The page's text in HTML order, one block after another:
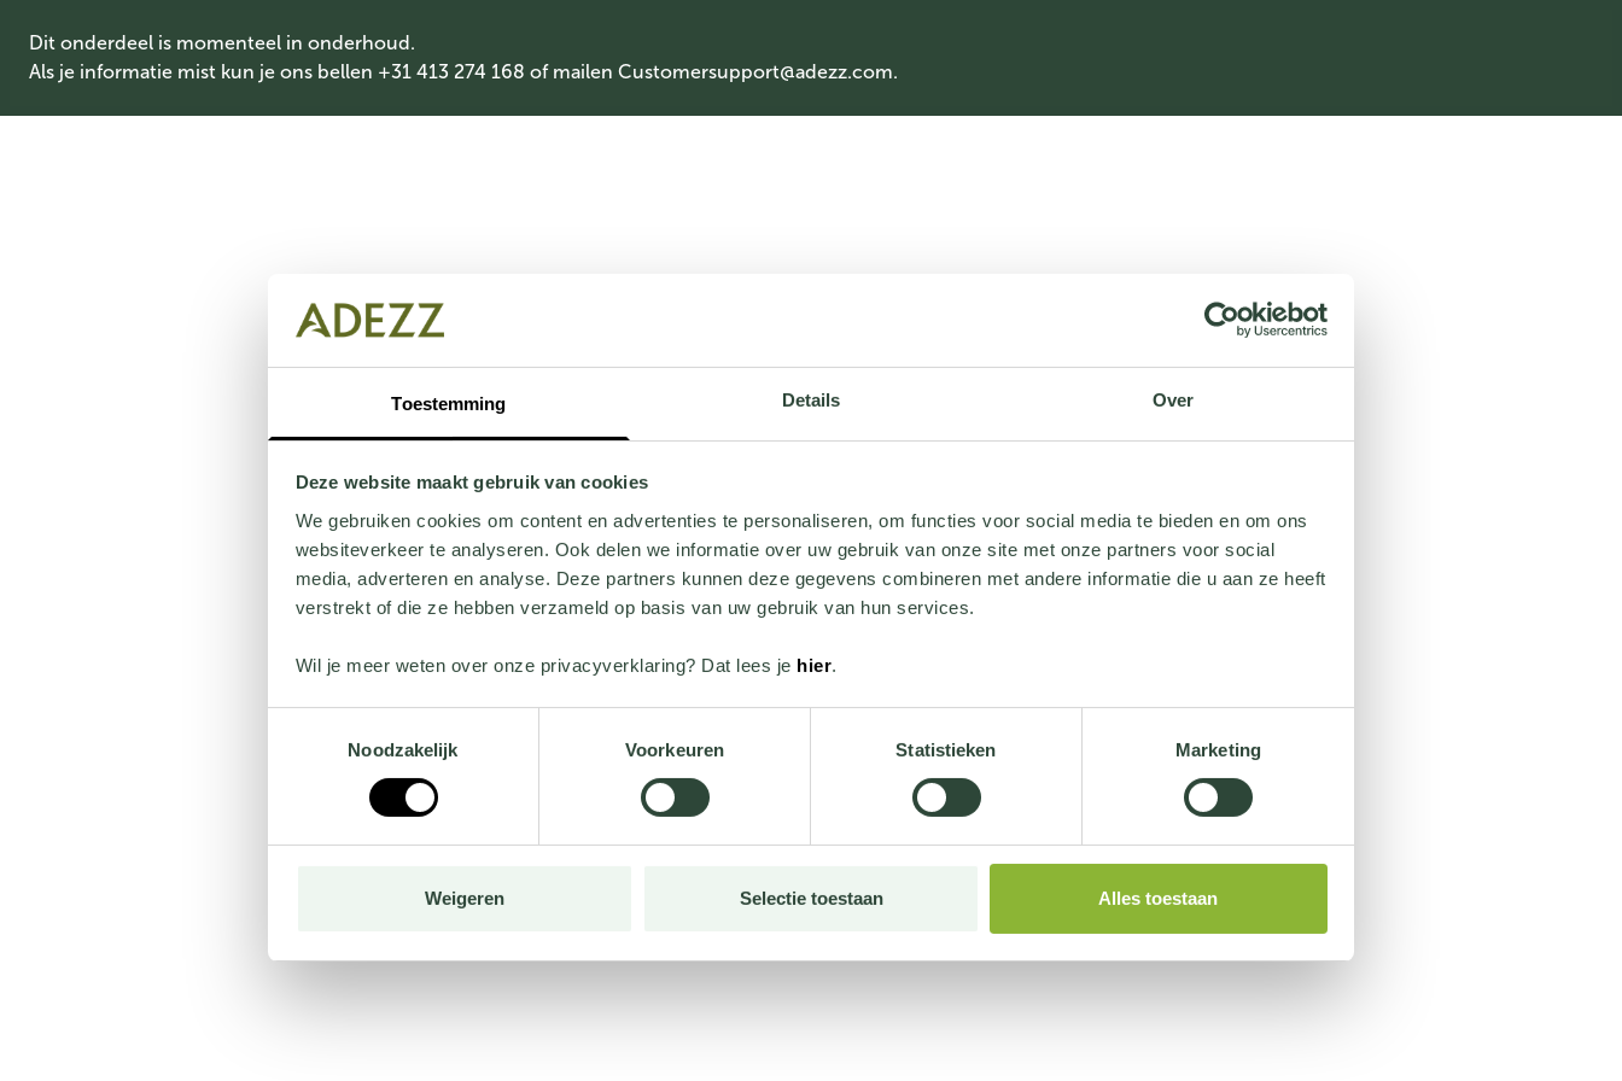
Toestemming Details Over
Deze website maakt gebruik van cookies
We gebruiken cookies om content en advertenties te personaliseren, om functies voor social media te bieden en om ons
websiteverkeer te analyseren. Ook delen we informatie over uw gebruik van onze site met onze partners voor social
media, adverteren en analyse. Deze partners kunnen deze gegevens combineren met andere informatie die u aan ze heeft
verstrekt of die ze hebben verzameld op basis van uw gebruik van hun services.
Wil je meer weten over onze privacyverklaring? Dat lees je hier.
Noodzakelijk
Voorkeuren Statistieken Marketing
Weigeren Selectie toestaan Alles toestaan
Dit onderdeel is momenteel in onderhoud.
Als je informatie mist kun je ons bellen +31 413 274 168 of mailen Customersupport@adezz.com.